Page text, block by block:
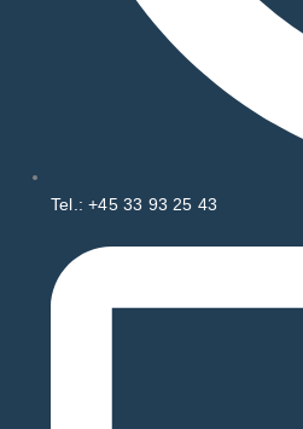
Tel.: +45 33 93 25 43